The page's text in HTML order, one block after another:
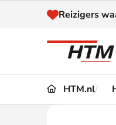
Naar inhoud
Reizigers
HTM.nl